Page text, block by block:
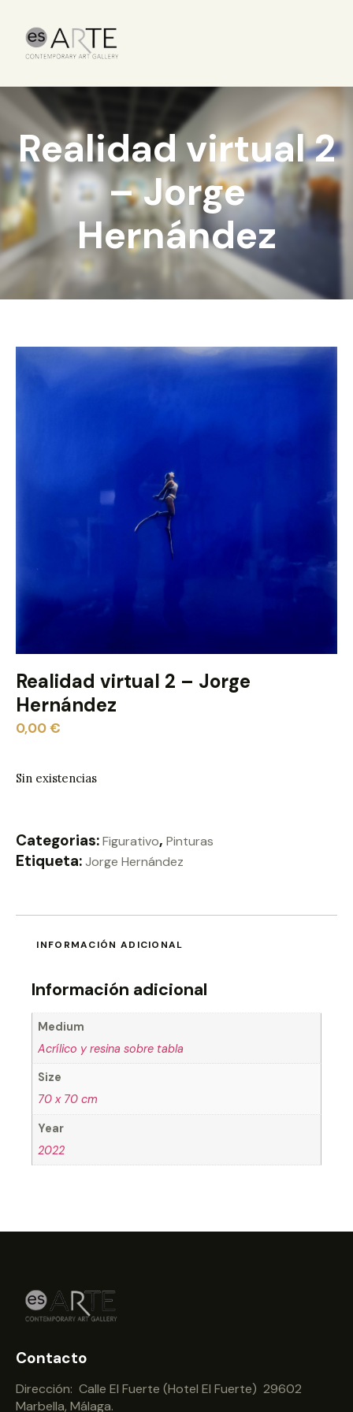
Realidad virtual 2
– Jorge
Hernández
Realidad virtual 2 – Jorge
Hernández
0,00€
Sin existencias
Categorias:Figurativo, Pinturas
Etiqueta:Jorge Hernández
INFORMACIÓN ADICIONAL
Información adicional
Medium
Acrílico y resina sobre tabla
Size
70 x 70 cm
Year
2022
Contacto
Dirección: Calle El Fuerte (Hotel El Fuerte) 29602
Marbella, Málaga.